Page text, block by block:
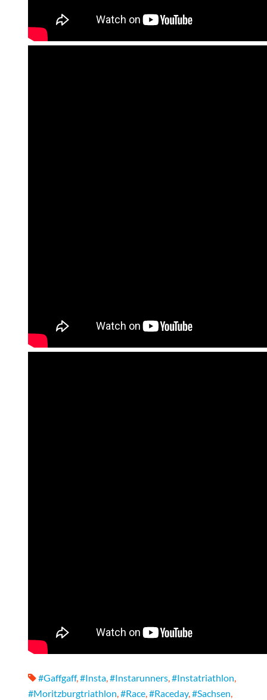
#gaffgaff,#insta,#instarunners,#instatriathlon,
#moritzburgtriathlon,#race,#raceday,#sachsen,